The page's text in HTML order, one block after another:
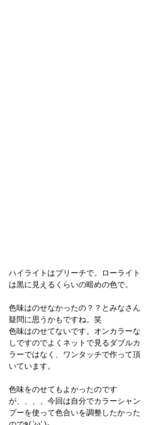
ハイライトはブリーチで。ローライト
は黒に見えるくらいの暗めの色で。
色味はのせなかったの？？とみなさん
疑問に思うかもですね。笑
色味はのせてないです。オンカラーな
しですのでよくネットで見るダブルカ
ラーではなく、ワンタッチで作って頂
いています。
色味をのせてもよかったのです
が、、、、今回は自分でカラーシャン
プーを使って色合いを調整したかった